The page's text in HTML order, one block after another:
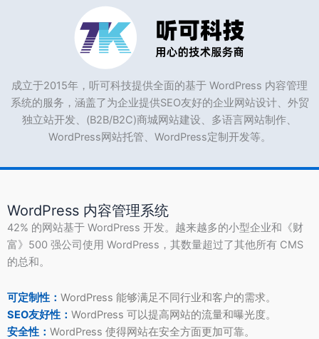
成立于2015年，听可科技提供全面的基于 WordPress 内容管理
系统的服务，涵盖了为企业提供SEO友好的企业网站设计、外贸
独立站开发、(B2B/B2C)商城网站建设、多语言网站制作、
WordPress网站托管、WordPress定制开发等。
WordPress 内容管理系统
42% 的网站基于 WordPress 开发。越来越多的小型企业和《财
富》500 强公司使用 WordPress，其数量超过了其他所有 CMS
的总和。
可定制性： WordPress 能够满足不同行业和客户的需求。
SEO友好性： WordPress 可以提高网站的流量和曝光度。
安全性： WordPress 使得网站在安全方面更加可靠。